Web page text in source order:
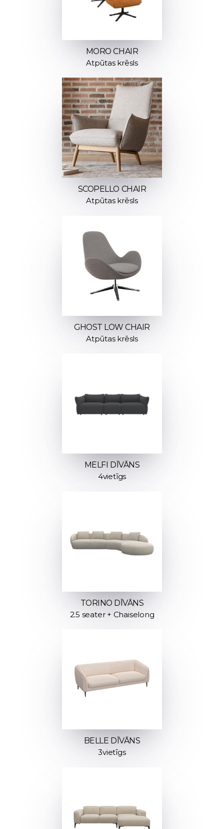
MORO CHAIR
Atpūtas krēsls
SCOPELLO CHAIR
Atpūtas krēsls
GHOST LOW CHAIR
Atpūtas krēsls
MELFI DĪVĀNS
4vietīgs
TORINO DĪVĀNS
2.5 seater + Chaiselong
BELLE DĪVĀNS
3vietīgs